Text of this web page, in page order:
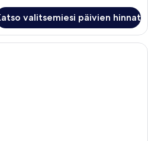
valitsemiesi päivien hinnat
Moderni hotellihuone, jossa on suuri